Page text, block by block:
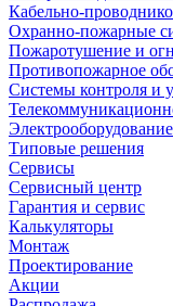
Кабельно-
Охранно-пожарные
Пожаротушение и
Противопожарное
Системы контроля и
Электрооборудование
Типовые решения
Сервисы
Сервисный центр
Гарантия и сервис
Калькуляторы
Монтаж
Проектирование
Акции